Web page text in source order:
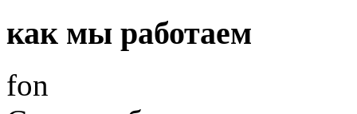
как мы работаем
fon